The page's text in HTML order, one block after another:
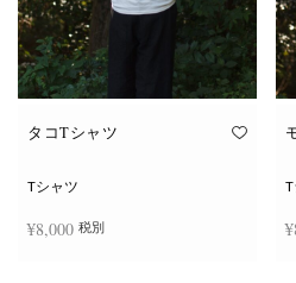
タコTシャツ
Tシャツ
¥8,000 税別 ¥